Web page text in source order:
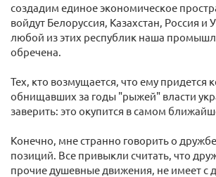
создадим единое экономическое
войдут Белоруссия, Казахстан, Россия и
любой из этих республик наша
обречена.
Тех, кто возмущается, что ему придется
обнищавших за годы "рыжей" власти
заверить: это окупится в самом
Конечно, мне странно говорить о
позиций. Все привыкли считать, что
прочие душевные движения, не имеет с